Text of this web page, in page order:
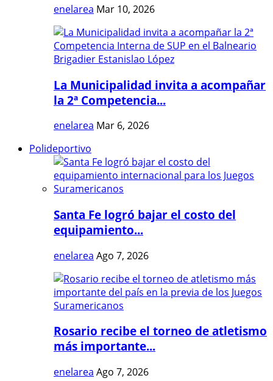
enelarea Mar 10, 2026
La Municipalidad invita a acompañar
la 2ª Competencia...
enelarea Mar 6, 2026
Polideportivo
Santa Fe logró bajar el costo del
equipamiento...
enelarea Ago 7, 2026
Rosario recibe el torneo de atletismo
más importante...
enelarea Ago 7, 2026